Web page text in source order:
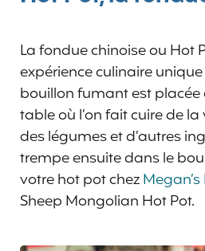
La fondue chinoise ou Hot
expérience culinaire
bouillon fumant est placée
table où l’on fait cuire de
des légumes et d’autres
trempe ensuite dans le
votre hot pot chez
Sheep Mongolian Hot Pot.